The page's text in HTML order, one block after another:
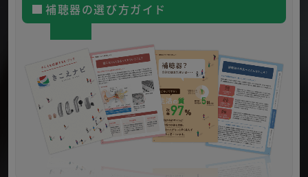
補聴器の選び方ガイド